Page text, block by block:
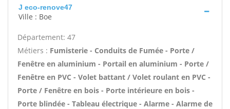
J eco-renove47
Ville : Boe
Département: 47
Métiers : Fumisterie - Conduits de Fumée - Porte /
Fenêtre en aluminium - Portail en aluminium - Porte /
Fenêtre en PVC - Volet battant / Volet roulant en PVC -
Porte / Fenêtre en bois - Porte intérieure en bois -
Porte blindée - Tableau électrique - Alarme - Alarme de